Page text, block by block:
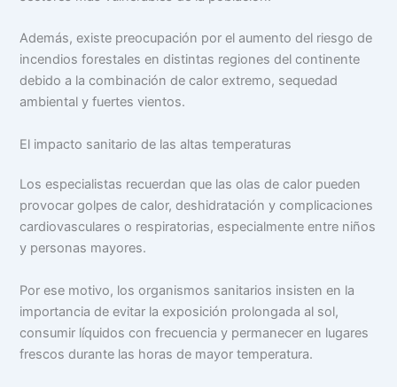
Además, existe preocupación por el aumento del riesgo de
incendios forestales en distintas regiones del continente
debido a la combinación de calor extremo, sequedad
ambiental y fuertes vientos.
El impacto sanitario de las altas temperaturas
Los especialistas recuerdan que las olas de calor pueden
provocar golpes de calor, deshidratación y complicaciones
cardiovasculares o respiratorias, especialmente entre niños
y personas mayores.
Por ese motivo, los organismos sanitarios insisten en la
importancia de evitar la exposición prolongada al sol,
consumir líquidos con frecuencia y permanecer en lugares
frescos durante las horas de mayor temperatura.